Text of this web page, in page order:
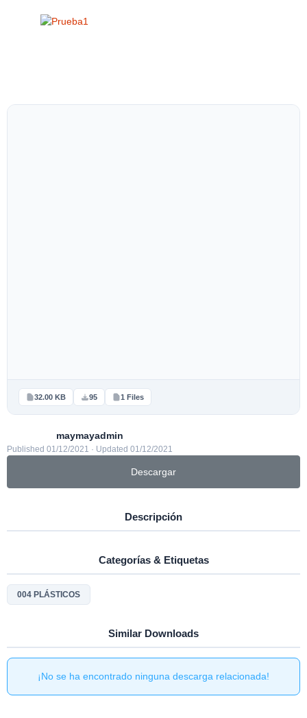
32.00 KB 95 1 Files
maymayadmin
Published 01/12/2021 · Updated 01/12/2021
Descargar
Descripción
Categorías & Etiquetas
004 PLÁSTICOS
Similar Downloads
¡No se ha encontrado ninguna descarga relacionada!